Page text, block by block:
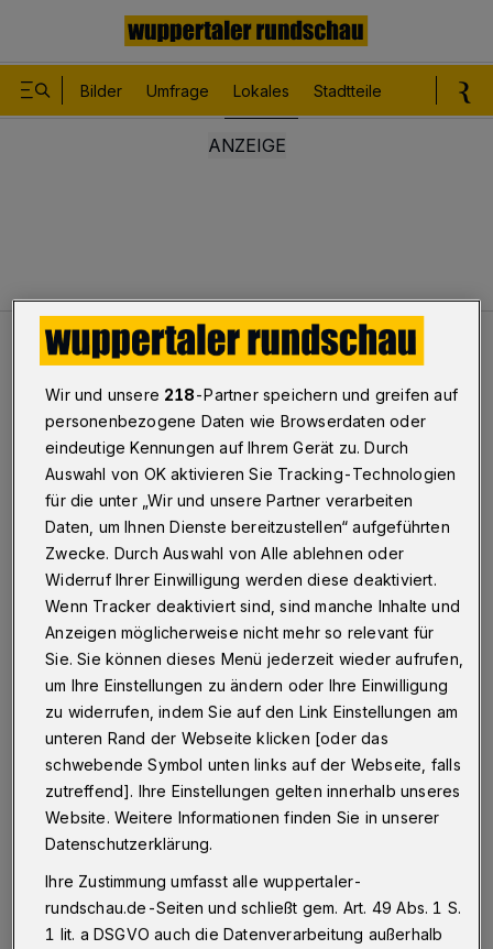
Bilder Umfrage Lokales Stadtteile
Lokales Keine Erdgas-Tankstelle mehr
Im Wuppertaler Westen
Keine Erdgas-Tankstelle mehr
Die Wuppertaler Stadtwerke (WSW)
schließen ihre Erdgas-Station an der Friedrich-Ebert-
Straße. Grund seien "Differenzen in der
Zusammenarbeit" mit dem Betreiber der Esso-
Tankstelle.
11.11.2016 , 11:49 Uhr Eine Minute Lesezeit
"Die bedauerliche Folge ist, dass ab dem 15.
November dort kein Erdgas mehr getankt
Wir und unsere 218-Partner speichern und greifen auf
personenbezogene Daten wie Browserdaten oder
eindeutige Kennungen auf Ihrem Gerät zu. Durch
Auswahl von OK aktivieren Sie Tracking-Technologien
für die unter „Wir und unsere Partner verarbeiten
Daten, um Ihnen Dienste bereitzustellen“ aufgeführten
Zwecke. Durch Auswahl von Alle ablehnen oder
Widerruf Ihrer Einwilligung werden diese deaktiviert.
Wenn Tracker deaktiviert sind, sind manche Inhalte und
Anzeigen möglicherweise nicht mehr so relevant für
Sie. Sie können dieses Menü jederzeit wieder aufrufen,
um Ihre Einstellungen zu ändern oder Ihre Einwilligung
zu widerrufen, indem Sie auf den Link Einstellungen am
unteren Rand der Webseite klicken [oder das
schwebende Symbol unten links auf der Webseite, falls
zutreffend]. Ihre Einstellungen gelten innerhalb unseres
Website. Weitere Informationen finden Sie in unserer
Datenschutzerklärung.
Ihre Zustimmung umfasst alle wuppertaler-
rundschau.de-Seiten und schließt gem. Art. 49 Abs. 1 S.
1 lit. a DSGVO auch die Datenverarbeitung außerhalb